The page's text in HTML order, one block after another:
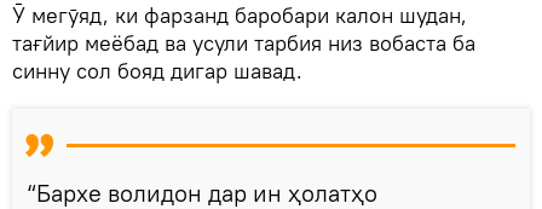
Ӯ мегӯяд, ки фарзанд баробари калон шудан,
тағйир меёбад ва усули тарбия низ вобаста ба
синну сол бояд дигар шавад.
“Бархе волидон дар ин ҳолатҳо